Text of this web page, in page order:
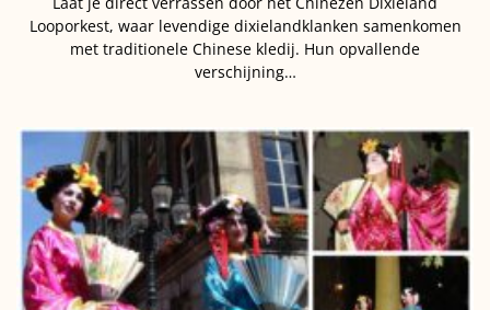
Looporkest, waar levendige dixielandklanken samenkomen
met traditionele Chinese kledij. Hun opvallende
verschijning…